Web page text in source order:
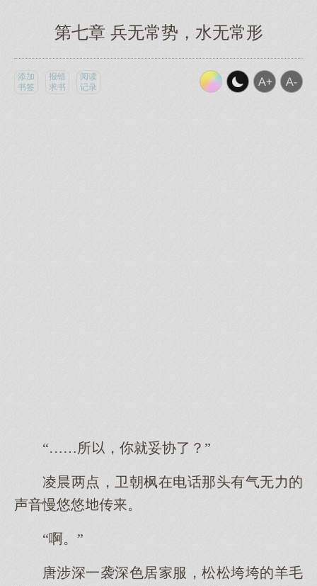
第七章 兵无常势，水无常形
添加
书签
报错
求书
阅读
记录
“……所，你就妥协了？”
凌晨两点，卫朝枫在电话那头有气无力的
声音慢悠悠传。
“啊。”
唐涉深一袭深色居服，松松垮垮的羊毛